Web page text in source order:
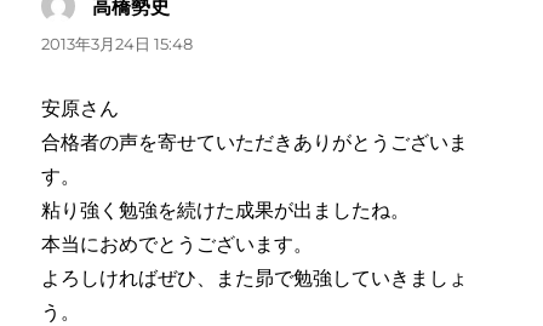
高橋勢史
り:
2013年3月24日 15:48
安原さん
合格者の声を寄せていただきありがとうございま
す。
粘り強く勉強を続けた成果が出ましたね。
本当におめでとうございます。
よろしければぜひ、また昴で勉強していきましょ
う。